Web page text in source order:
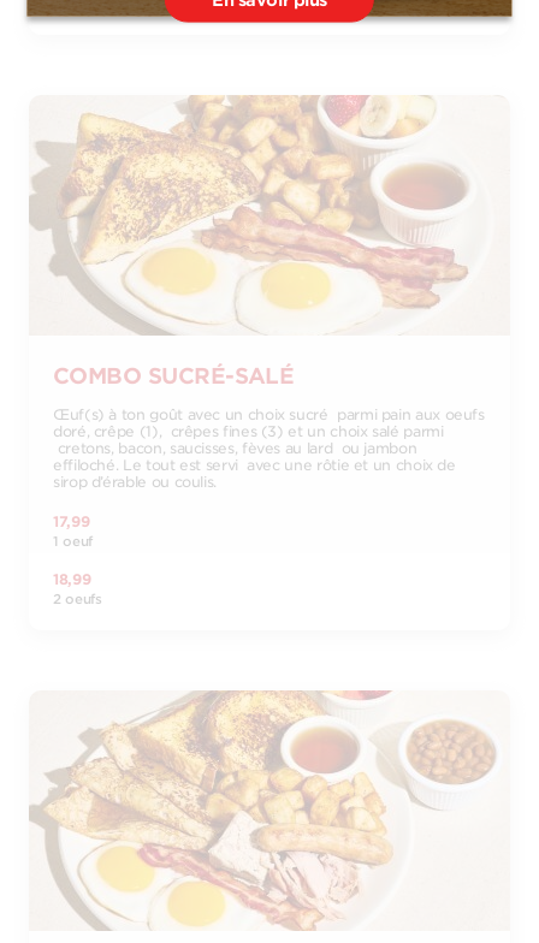
COMBO SUCRÉ-SALÉ
Œuf(s) à ton goût avec un choix sucré parmi pain aux oeufs
doré, crêpe (1), crêpes fines (3) et un choix salé parmi
cretons, bacon, saucisses, fèves au lard ou jambon
effiloché. Le tout est servi avec une rôtie et un choix de
sirop d’érable ou coulis.
17,99
1 oeuf
18,99
2 oeufs